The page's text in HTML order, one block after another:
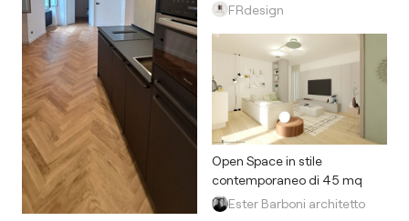
FRdesign
Open Space in stile
contemporaneo di 45 mq
Ester Barboni architetto